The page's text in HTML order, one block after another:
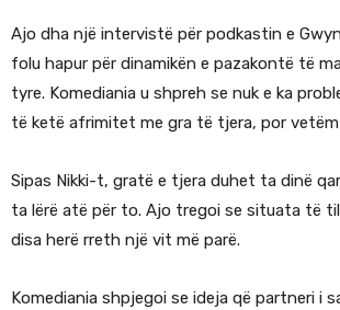
Ajo dha një intervistë për podkastin e
folu hapur për dinamikën e pazakontë të
tyre. Komediania u shpreh se nuk e ka
të ketë afrimitet me gra të tjera, por
Sipas Nikki-t, gratë e tjera duhet ta dinë
ta lërë atë për to. Ajo tregoi se situata të
disa herë rreth një vit më parë.
Komediania shpjegoi se ideja që partneri i